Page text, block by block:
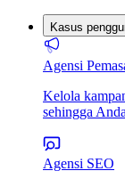
Kasus
Agensi
Kelola
sehingga
Agensi SEO